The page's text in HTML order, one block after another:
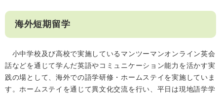
海外短期留学
小中学校及び高校で実施しているマンツーマンオンライン英会
話などを通じて学んだ英語やコミュニケーション能力を活かす実
践の場として、海外での語学研修・ホームステイを実施していま
す。ホームステイを通じて異文化交流を行い、平日は現地語学学